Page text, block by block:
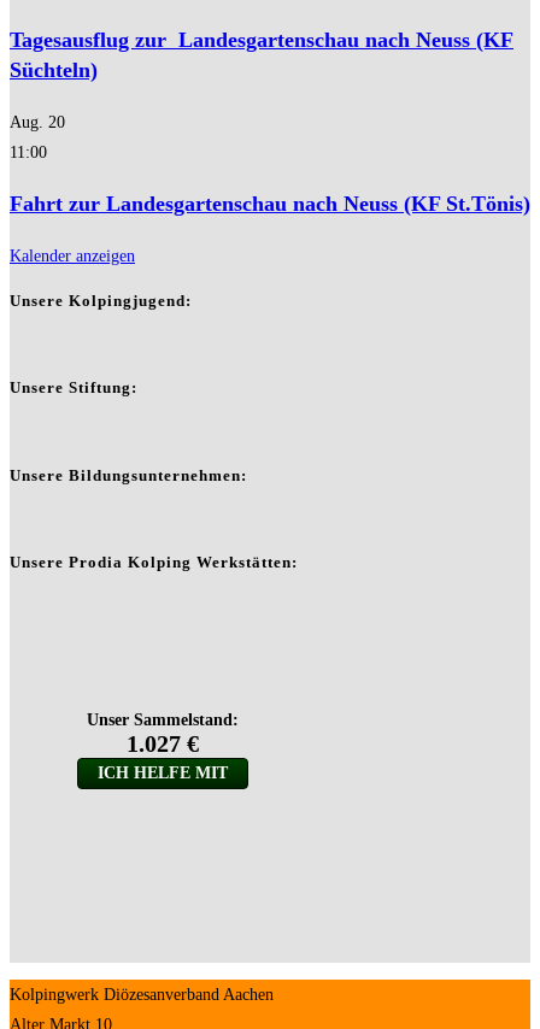
Tagesausflug zur Landesgartenschau nach Neuss (KF
Süchteln)
Aug. 20
11:00
Fahrt zur Landesgartenschau nach Neuss (KF St.Tönis)
Kalender anzeigen
Unsere Kolpingjugend:
Unsere Stiftung:
Unsere Bildungsunternehmen:
Unsere Prodia Kolping Werkstätten:
Kolpingwerk Diözesanverband Aachen
Alter Markt 10